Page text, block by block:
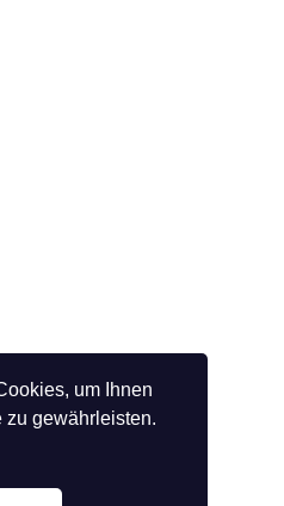
um Ihnen
zu gewährleisten.